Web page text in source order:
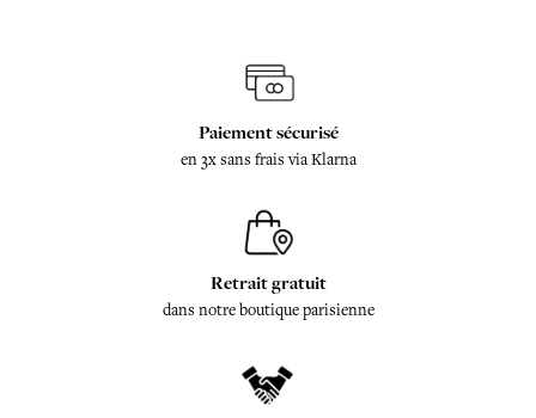
Paiement sécurisé
en 3x sans frais via Klarna
Retrait gratuit
dans notre boutique parisienne